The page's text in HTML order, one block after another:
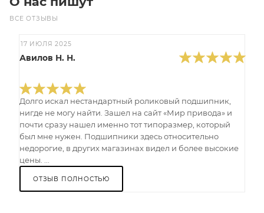
ВСЕ ОТЗЫВЫ
17 ИЮЛЯ 2025
Авилов Н. Н.
Долго искал нестандартный роликовый подшипник,
нигде не могу найти. Зашел на сайт «Мир привода» и
почти сразу нашел именно тот типоразмер, который
был мне нужен. Подшипники здесь относительно
недорогие, в других магазинах видел и более высокие
цены. ...
ОТЗЫВ ПОЛНОСТЬЮ